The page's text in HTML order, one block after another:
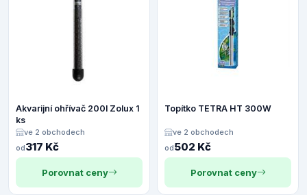
Akvarijní ohřívač 200l Zolux 1
ks
ve 2 obchodech
od317 Kč
Porovnat ceny
Topítko TETRA HT 300W
ve 2 obchodech
od502 Kč
Porovnat ceny